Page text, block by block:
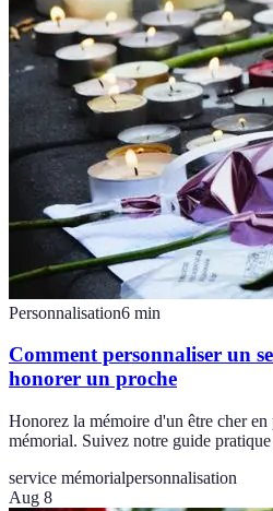
Personnalisation6 min
Comment personnaliser un
honorer un proche
Honorez la mémoire d'un être cher
mémorial. Suivez notre guide
service mémorialpersonnalisation
Aug 8